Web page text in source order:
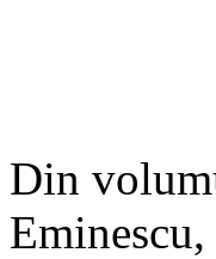
Din